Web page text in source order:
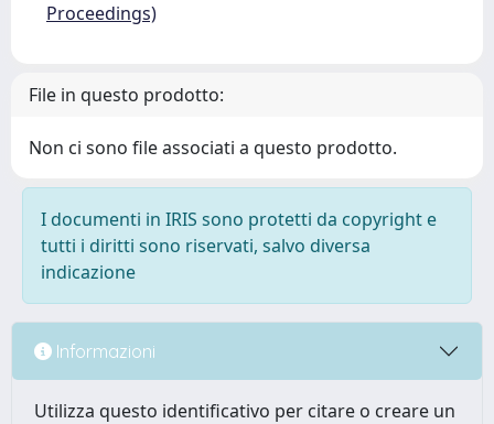
Proceedings)
File in questo prodotto:
Non ci sono file associati a questo prodotto.
I documenti in IRIS sono protetti da copyright e
tutti i diritti sono riservati, salvo diversa
indicazione
Informazioni
Utilizza questo identificativo per citare o creare un